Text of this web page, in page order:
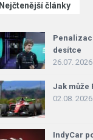
Nejčtenější články
desítce
26.07. 2026
Jak může
02.08. 2026
IndyCar